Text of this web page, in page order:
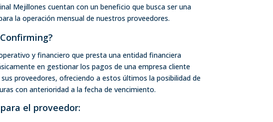
Mejillones cuentan con un beneficio que busca ser una
la operación mensual de nuestros proveedores.
y financiero que presta una entidad financiera
en gestionar los pagos de una empresa cliente
proveedores, ofreciendo a estos últimos la posibilidad de
con anterioridad a la fecha de vencimiento.
el proveedor: